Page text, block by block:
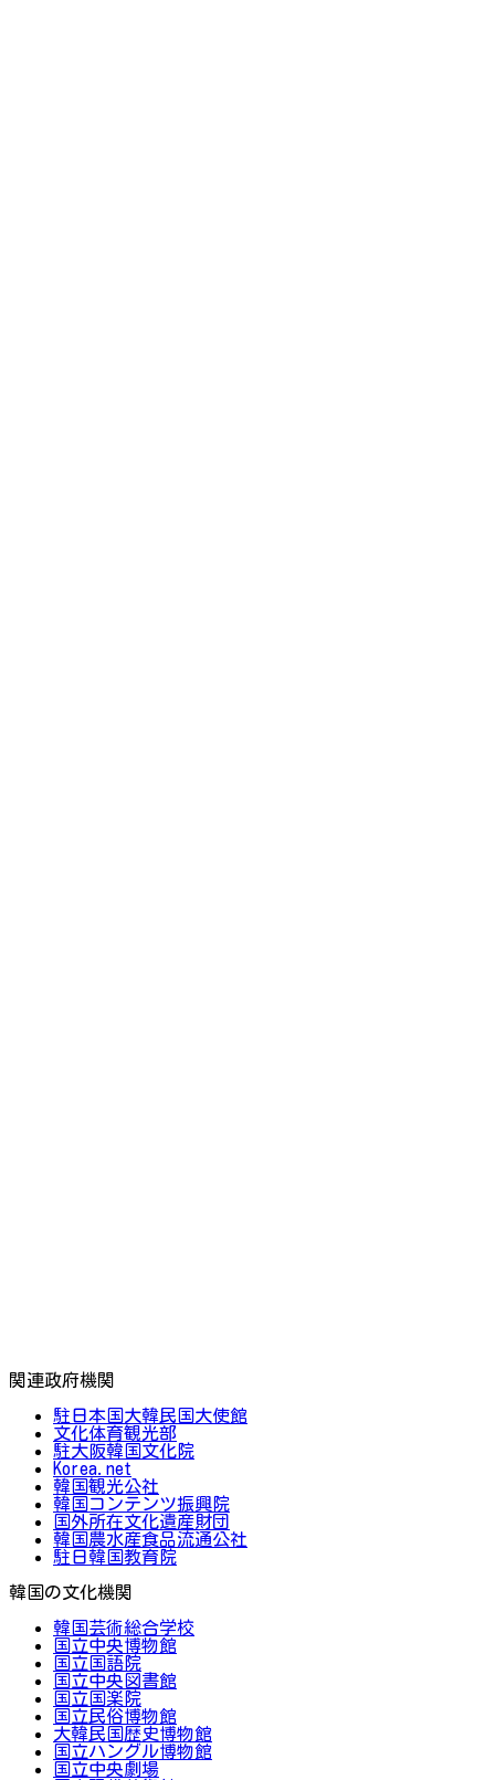
関連政府機関
駐日本国大韓民国大使館
文化体育観光部
駐大阪韓国文化院
Korea.net
韓国観光公社
韓国コンテンツ振興院
国外所在文化遺産財団
韓国農水産食品流通公社
駐日韓国教育院
韓国の文化機関
韓国芸術総合学校
国立中央博物館
国立国語院
国立中央図書館
国立国楽院
国立民俗博物館
大韓民国歴史博物館
国立ハングル博物館
国立中央劇場